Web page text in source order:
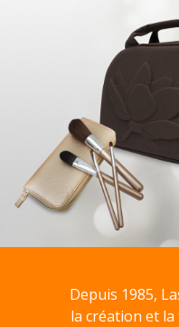
Depuis 1985,
la création et